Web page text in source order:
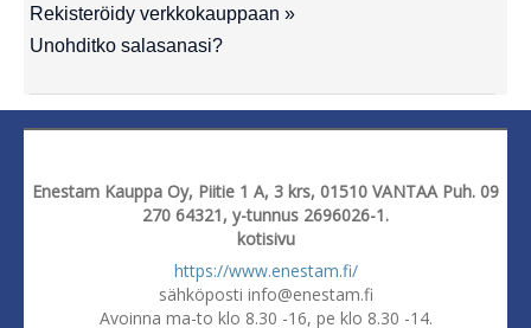
Rekisteröidy verkkokauppaan »
Unohditko salasanasi?
Enestam Kauppa Oy, Piitie 1 A, 3 krs, 01510 VANTAA Puh. 09
270 64321, y-tunnus 2696026-1.
kotisivu
https://www.enestam.fi/
sähköposti info@enestam.fi
Avoinna ma-to klo 8.30 -16, pe klo 8.30 -14.